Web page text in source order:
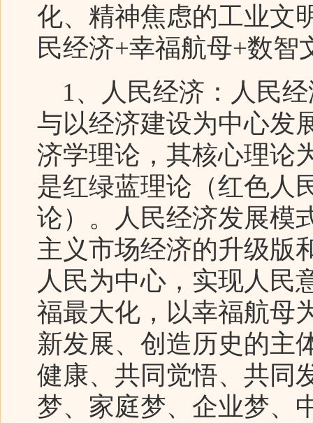
化、精神焦虑的工业文
民经济+幸福航母+数智
1、人民经济：人民
与以经济建设为中心发
济学理论，其核心理论
是红绿蓝理论（红色人
论）。人民经济发展模
主义市场经济的升级版
人民为中心，实现人民
福最大化，以幸福航母
新发展、创造历史的主
健康、共同觉悟、共同
梦、家庭梦、企业梦、